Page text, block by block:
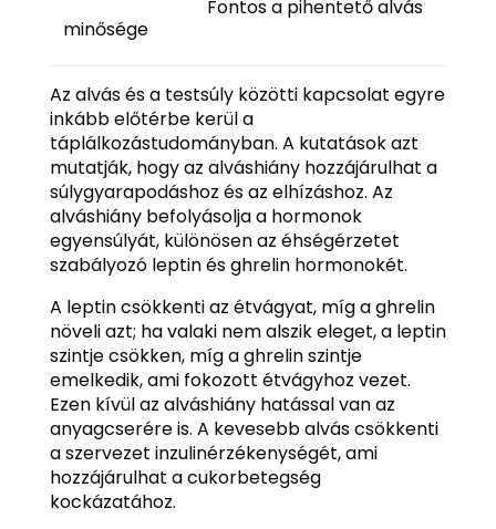
minősége
Fontos a pihentető alvás
Az alvás és a testsúly közötti kapcsolat egyre
inkább előtérbe kerül a
táplálkozástudományban. A kutatások azt
mutatják, hogy az alváshiány hozzájárulhat a
súlygyarapodáshoz és az elhízáshoz. Az
alváshiány befolyásolja a hormonok
egyensúlyát, különösen az éhségérzetet
szabályozó leptin és ghrelin hormonokét.
A leptin csökkenti az étvágyat, míg a ghrelin
növeli azt; ha valaki nem alszik eleget, a leptin
szintje csökken, míg a ghrelin szintje
emelkedik, ami fokozott étvágyhoz vezet.
Ezen kívül az alváshiány hatással van az
anyagcserére is. A kevesebb alvás csökkenti
a szervezet inzulinérzékenységét, ami
hozzájárulhat a cukorbetegség
kockázatához.